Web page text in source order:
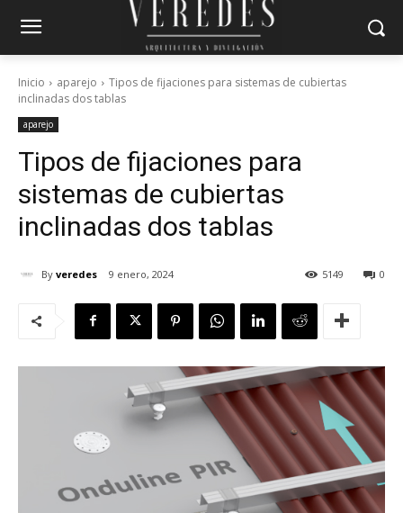
Inicio aparejo
Tipos de fijaciones para sistemas de cubiertas
inclinadas dos tablas
aparejo
Tipos de fijaciones para
sistemas de cubiertas
inclinadas dos tablas
By veredes 9 enero, 2024 0
5149